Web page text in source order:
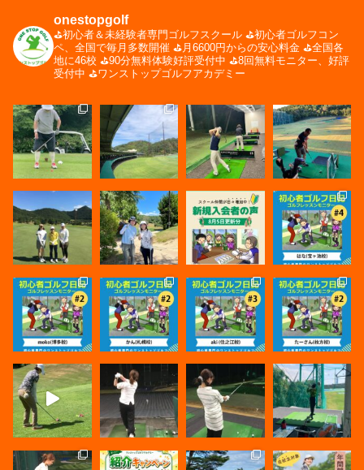
onestopgolf
⛳️初心者＆未経験者専門ゴルフスクール ⛳️初心者ゴルフコン
ペ、全国で毎月多数開催 ⛳️月6600円からの安心料金 ⛳️全国各
地に46校 ⛳️90分無料体験好評受付中 ⛳️8回無料モニター、好評
受付中 ⛳️ワンストップゴルフアカデミー